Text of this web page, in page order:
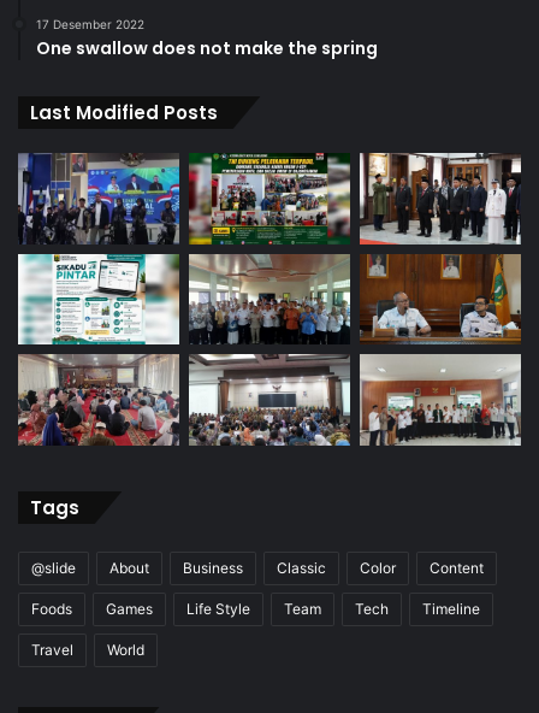
17 Desember 2022
One swallow does not make the spring
Last Modified Posts
Tags
@slide About Business Classic Color Content
Foods Games Life Style Team Tech Timeline
Travel World